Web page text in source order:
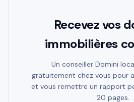
Recevez vos
immobilières
Un conseiller Domini
gratuitement chez vous pour
et vous remettre un rapport
20 pages.